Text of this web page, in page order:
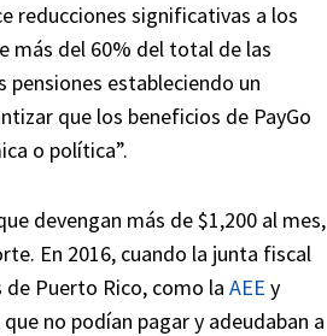
reducciones significativas a los
más del 60% del total de las
pensiones estableciendo un
que los beneficios de PayGo
o política”.
devengan más de $1,200 al mes,
En 2016, cuando la junta fiscal
de Puerto Rico, como la AEE y
no podían pagar y adeudaban a